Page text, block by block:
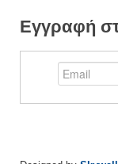
Εγγραφή